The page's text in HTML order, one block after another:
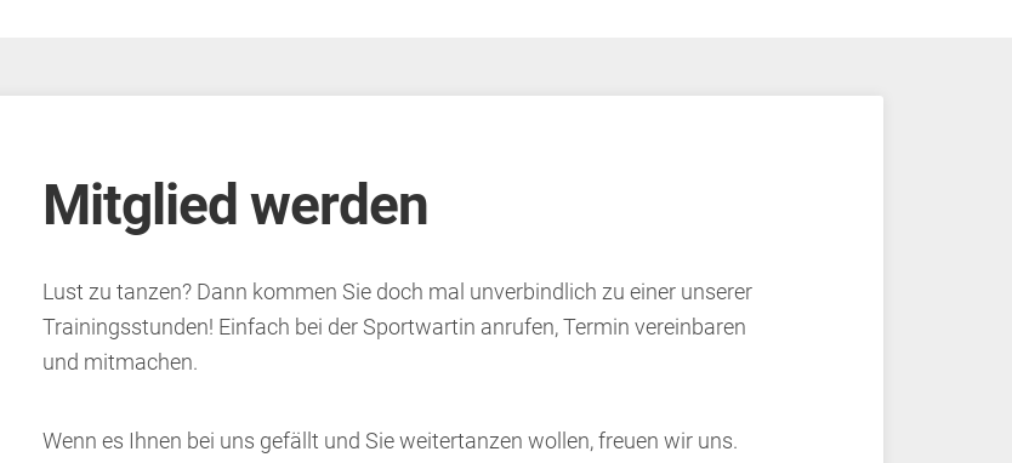
Mitglied werden
Lust zu tanzen? Dann kommen Sie doch mal unverbindlich zu einer unserer
Trainingsstunden! Einfach bei der Sportwartin anrufen, Termin vereinbaren
und mitmachen.
Wenn es Ihnen bei uns gefällt und Sie weitertanzen wollen, freuen wir uns.